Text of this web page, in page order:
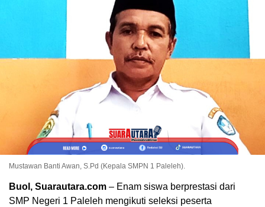
Mustawan Banti Awan, S.Pd (Kepala SMPN 1 Paleleh).
Buol, Suarautara.com – Enam siswa berprestasi dari
SMP Negeri 1 Paleleh mengikuti seleksi peserta